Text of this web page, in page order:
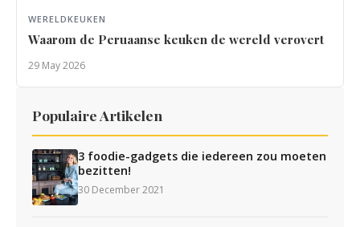
WERELDKEUKEN
Waarom de Peruaanse keuken de wereld verovert
29 May 2026
Populaire Artikelen
3 foodie-gadgets die iedereen zou moeten
bezitten!
30 December 2021